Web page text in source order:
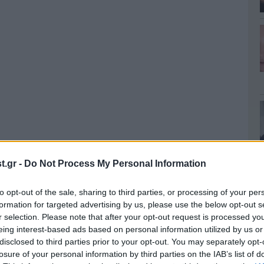
- Do Not Process My Personal Information
opt-out of the sale, sharing to third parties, or processing of your
for targeted advertising by us, please use the below opt-out
selection. Please note that after your opt-out request is processed
interest-based ads based on personal information utilized by us
to third parties prior to your opt-out. You may separately
of your personal information by third parties on the IAB’s list of
εξέταση
εξέτασηστη σορό της 84χρονης
«Αλήθειες με τη Ζήνα», ότι ο γιος αφαίρεσε